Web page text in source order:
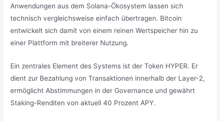
Anwendungen aus dem Solana-Ökosystem lassen sich
technisch vergleichsweise einfach übertragen. Bitcoin
entwickelt sich damit von einem reinen Wertspeicher hin zu
einer Plattform mit breiterer Nutzung.
Ein zentrales Element des Systems ist der Token HYPER. Er
dient zur Bezahlung von Transaktionen innerhalb der Layer-2,
ermöglicht Abstimmungen in der Governance und gewährt
Staking-Renditen von aktuell 40 Prozent APY.